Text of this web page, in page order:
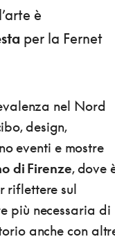
è
per la Fernet
nel Nord
design,
eventi e mostre
di Firenze, dove
riflettere sul
più necessaria di
anche con